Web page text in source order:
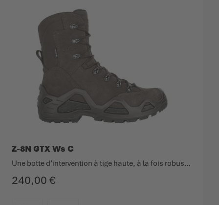
240,00 €
Z-8N GTX Ws C
Une botte d’intervention à tige haute, à la fois robuste et légère.